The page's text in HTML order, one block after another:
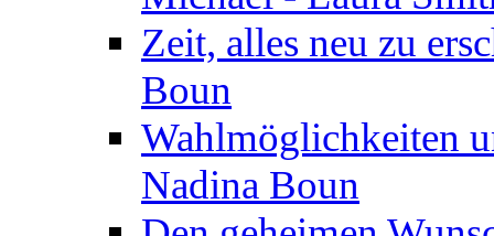
Zeit, alles neu zu
Boun
Wahlmöglichkeiten
Nadina Boun